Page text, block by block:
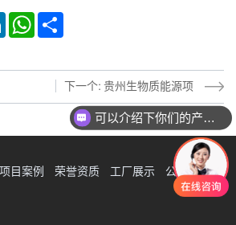
LinkedInWhatsApp
下一个: 贵州生物质能源项
目
项目案例 荣誉资质 工厂展示
公司资讯
可以介绍下你们的产品么？